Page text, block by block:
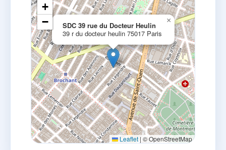
SDC 39 rue du Docteur Heulin
39 r du docteur heulin 75017 Paris
×
+
−
Leaflet | © OpenStreetMap